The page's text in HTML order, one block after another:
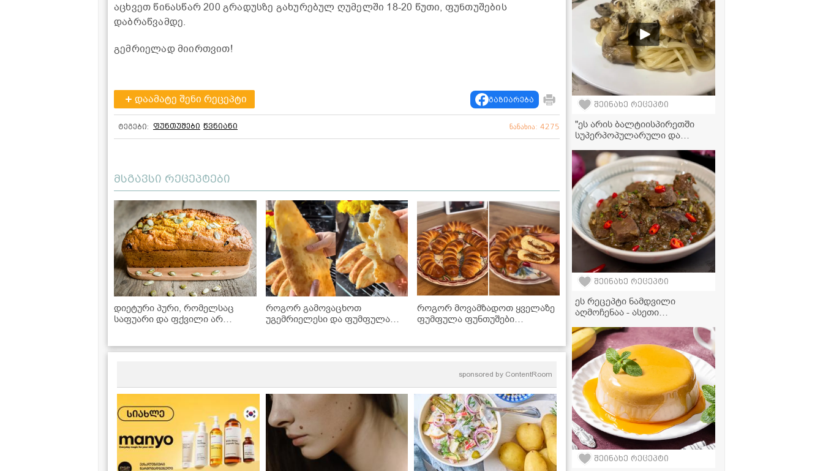
აცხვეთ წინასწარ 200 გრადუსზე გახურებულ ღუმელში 18-20 წუთი, ფუნთუშების
დაბრაწვამდე.
გემრიელად მიირთვით!
დაამატე შენი რეცეპტი გაზიარება
ტეგები: ფუნთუშები წვნიანი ნანახია: 4275
მსგავსი რეცეპტები
დიეტური პური, რომელსაც
საფუარი და ფქვილი არ
როგორ გამოვაცხოთ
უგემრიელესი და ფუმფულა
როგორ მოვამზადოთ ყველაზე
ფუმფულა ფუნთუშები
sponsored by ContentRoom
შეინახე რეცეპტი
"ეს არის ბალტიისპირეთში
სუპერპოპულარული და
რომელიც შეგიძლიათ
მიირთვათ ხორცთან,
პასტასთან და სხვა
პროდუქტებთან ერთად, მის
მოსამზადებლად კი
რამდენიმე წუთი
დაგჭირდებათ" -
ვიდეორეცეპტი
შეინახე რეცეპტი
ეს რეცეპტი ნამდვილი
აღმოჩენაა - ასეთი
ყაურმა ჯერ გასინჯული არ
გექნებათ!
შეინახე რეცეპტი